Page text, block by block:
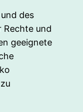
des
Rechte und
geeignete